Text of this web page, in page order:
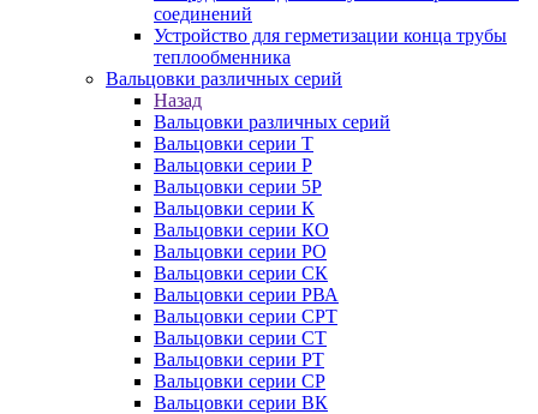
соединений
Устройство для герметизации конца трубы
теплообменника
Вальцовки различных серий
Назад
Вальцовки различных серий
Вальцовки серии Т
Вальцовки серии Р
Вальцовки серии 5Р
Вальцовки серии К
Вальцовки серии КО
Вальцовки серии РО
Вальцовки серии СК
Вальцовки серии РВА
Вальцовки серии СРТ
Вальцовки серии СТ
Вальцовки серии РТ
Вальцовки серии СР
Вальцовки серии ВК